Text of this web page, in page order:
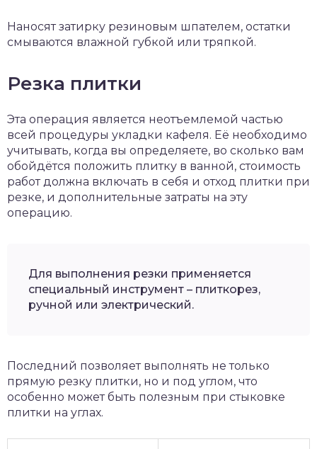
Наносят затирку резиновым шпателем, остатки
смываются влажной губкой или тряпкой.
Резка плитки
Эта операция является неотъемлемой частью
всей процедуры укладки кафеля. Её необходимо
учитывать, когда вы определяете, во сколько вам
обойдётся положить плитку в ванной, стоимость
работ должна включать в себя и отход плитки при
резке, и дополнительные затраты на эту
операцию.
Для выполнения резки применяется
специальный инструмент – плиткорез,
ручной или электрический.
Последний позволяет выполнять не только
прямую резку плитки, но и под углом, что
особенно может быть полезным при стыковке
плитки на углах.